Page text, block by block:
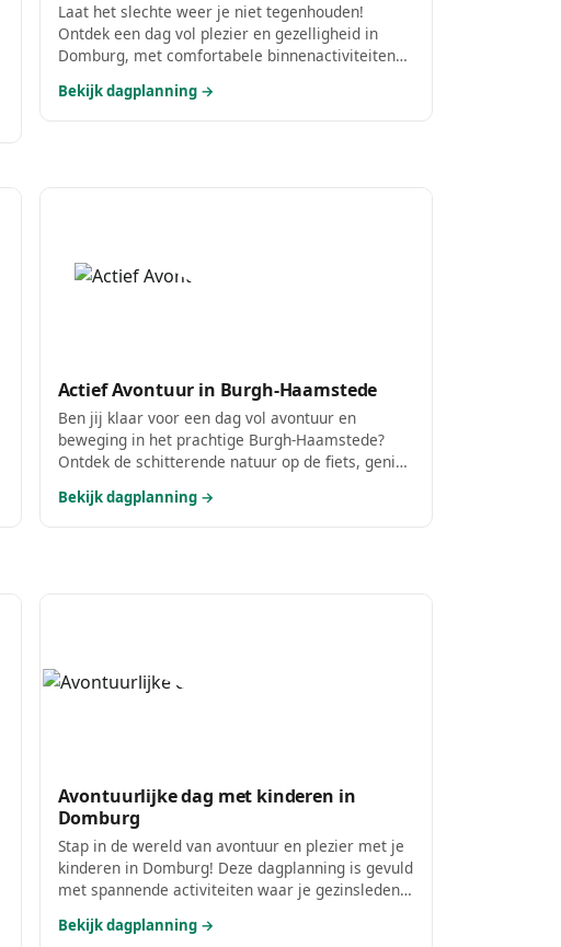
Laat het slechte weer je niet tegenhouden!
Ontdek een dag vol plezier en gezelligheid in
Domburg, met comfortabele binnenactiviteiten
dagen. Geniet van een heerlijke lunch en verken
Bekijk dagplanning →
Actief Avontuur in Burgh-Haamstede
Ben jij klaar voor een dag vol avontuur en
beweging in het prachtige Burgh-Haamstede?
Ontdek de schitterende natuur op de fiets, geniet
dag af met een smakelijke maaltijd. Dit is dé dag
Bekijk dagplanning →
Avontuurlijke dag met kinderen in
Domburg
Stap in de wereld van avontuur en plezier met je
kinderen in Domburg! Deze dagplanning is gevuld
met spannende activiteiten waar je gezinsleden
klimplezier tot een leuke speelpolder, er is voor
Bekijk dagplanning →